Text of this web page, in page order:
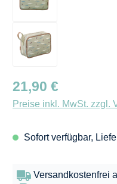
Regulärer Preis:
21,90 €
Preise inkl. MwSt. zzgl.
Sofort verfügbar,
Versandkostenfrei